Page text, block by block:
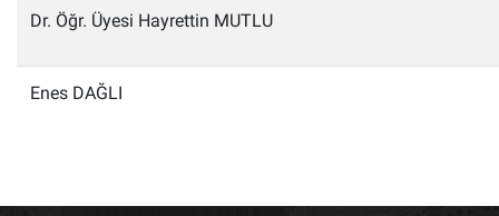
Dr. Öğr. Üyesi Hayrettin MUTLU
Enes DAĞLI